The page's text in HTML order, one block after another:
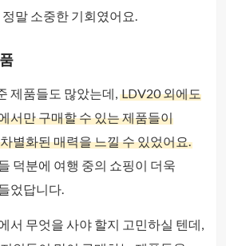
말 소중한 기회였어요.
제품들도 많았는데, LDV20 외에도
서만 구매할 수 있는 제품들이
별화된 매력을 느낄 수 있었어요.
덕분에 여행 중의 쇼핑이 더욱
었답니다.
서 무엇을 사야 할지 고민하실 텐데,